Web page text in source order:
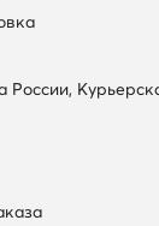
России,